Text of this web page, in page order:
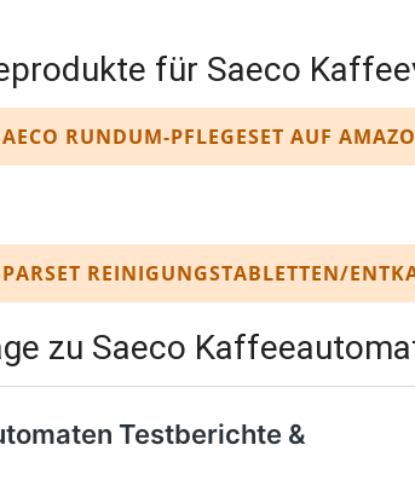
für Saeco
RUNDUM-PFLEGESET AUF
REINIGUNGSTABLETTEN/
zu Saeco